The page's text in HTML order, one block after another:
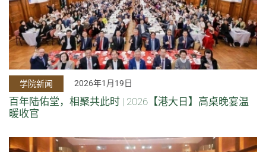
学院新闻 2026年1月19日
百年陆佑堂，相聚共此时 | 2026【港大日】高桌晚宴温
暖收官